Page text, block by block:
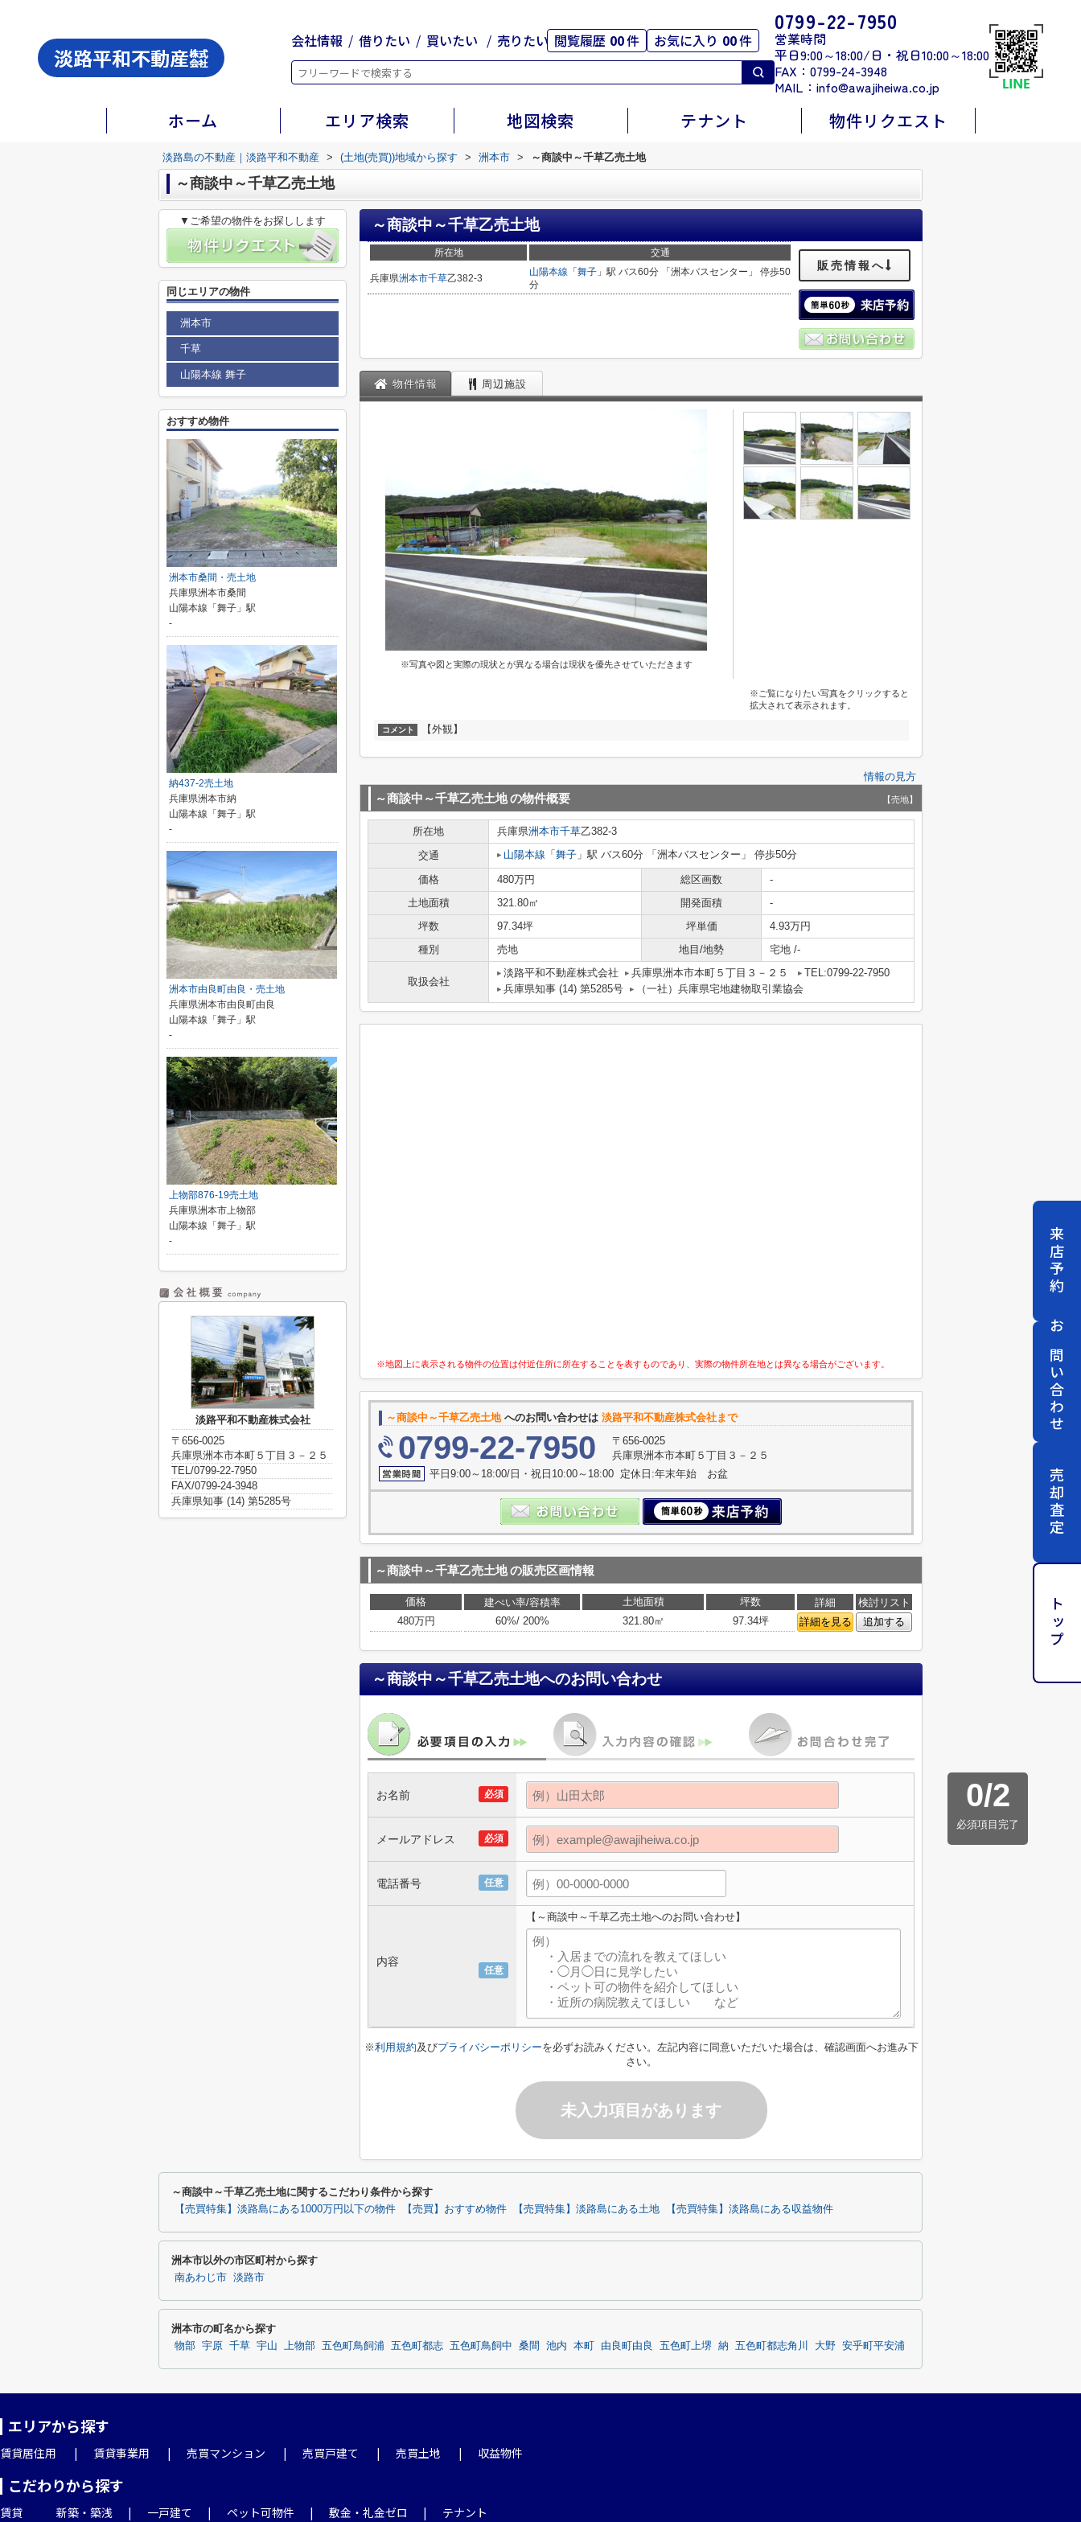
会社情報 借りたい 買いたい 売りたい 閲覧履歴 00件 お気に入り 00件
0799-22-7950
営業時間
平日9:00～18:00/日・祝日10:00～18:00
FAX：0799-24-3948
MAIL： info@awajiheiwa.co.jp
ホーム エリア検索 地図検索 テナント 物件リクエスト
淡路島の不動産｜淡路平和不動産 > (土地(売買))地域から探す > 洲本市 > ～商談中～千草乙売土地
～商談中～千草乙売土地
～商談中～千草乙売土地
所在地 交通
兵庫県洲本市千草乙382-3
山陽本線 「 舞子 」駅 バス60分 「洲本バスセンター」 停歩50
分
販売情報へ
物件情報 周辺施設
※写真や図と実際の現状とが異なる場合は現状を優先させていただきます
※ご覧になりたい写真をクリックすると
拡大されて表示されます。
コメント 【外観】
情報の見方
～商談中～千草乙売土地の物件概要 【売地】
所在地 兵庫県洲本市千草乙382-3
交通
山陽本線 「 舞子 」駅 バス60分 「洲本バスセンター」 停歩50分
価格 480万円 総区画数
-
土地面積
321.80㎡ 開発面積
-
坪数
97.34坪 坪単価
4.93万円
種別
売地 地目/地勢 宅地 /-
取扱会社
淡路平和不動産株式会社 兵庫県洲本市本町５丁目３－２５
TEL:0799-22-7950
兵庫県知事 (14) 第5285号
（一社）兵庫県宅地建物取引業協会
※地図上に表示される物件の位置は付近住所に所在することを表すものであり、実際の物件所在地とは異なる場合がございます。
～商談中～千草乙売土地へのお問い合わせは 淡路平和不動産株式会社まで
0799-22-7950
〒656-0025
兵庫県洲本市本町５丁目３－２５
平日9:00～18:00/日・祝日10:00～18:00 定休日:年末年始 お盆
～商談中～千草乙売土地の販売区画情報
価格 建ぺい率/容積率 土地面積 坪数 詳細
検討リスト
480万円
60%/ 200% 321.80㎡ 97.34坪 詳細を見る 追加する
～商談中～千草乙売土地へのお問い合わせ
0/2
必須項目完了
必須
お名前
必須
メールアドレス
任意
電話番号
任意
内容
【～商談中～千草乙売土地へのお問い合わせ】
※利用規約及びプライバシーポリシーを必ずお読みください。左記内容に同意いただいた場合は、確認画面へお進み下
さい。
未入力項目があります
▼ご希望の物件をお探しします
同じエリアの物件
洲本市
千草
山陽本線 舞子
おすすめ物件
洲本市桑間・売土地
兵庫県洲本市桑間
山陽本線「舞子」駅
-
納437-2売土地
兵庫県洲本市納
山陽本線「舞子」駅
-
洲本市由良町由良・売土地
兵庫県洲本市由良町由良
山陽本線「舞子」駅
-
上物部876-19売土地
兵庫県洲本市上物部
山陽本線「舞子」駅
-
淡路平和不動産株式会社
〒656-0025
兵庫県洲本市本町５丁目３－２５
TEL/0799-22-7950
FAX/0799-24-3948
兵庫県知事 (14) 第5285号
～商談中～千草乙売土地に関するこだわり条件から探す
【売買特集】淡路島にある1000万円以下の物件 【売買】おすすめ物件 【売買特集】淡路島にある土地 【売買特集】淡路島にある収益物件
洲本市以外の市区町村から探す
南あわじ市 淡路市
洲本市の町名から探す
物部 宇原 千草 宇山 上物部 五色町鳥飼浦 五色町都志 五色町鳥飼中 桑間 池内 本町 由良町由良 五色町上堺 納 五色町都志角川 大野 安乎町平安浦
来店予約
お問い合わせ
売却査定
トップ
エリアから探す
賃貸居住用 賃貸事業用 売買マンション 売買戸建て 売買土地 収益物件
こだわりから探す
賃貸 新築・築浅 一戸建て ペット可物件 敷金・礼金ゼロ テナント